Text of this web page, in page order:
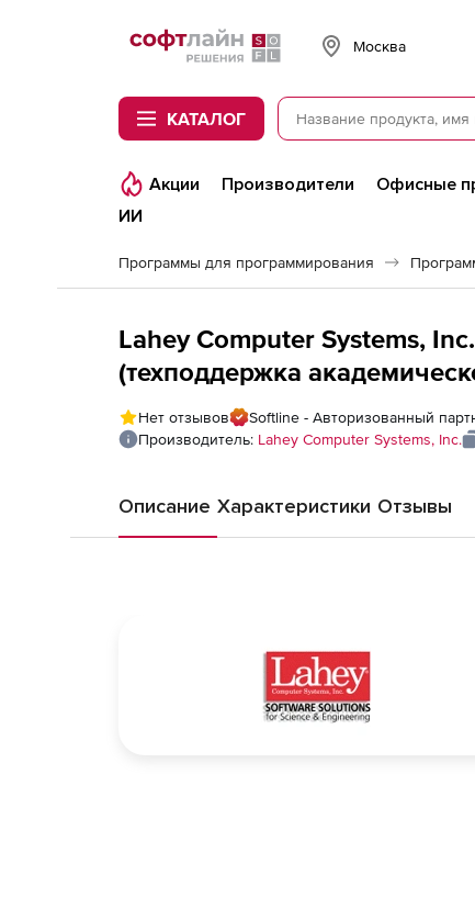
Softline
Москва
КАТАЛОГ
Акции Производители Офисные
ИИ
Программы для программирования
Lahey Computer Systems,
(техподдержка
Нет отзывов
Softline - Авторизованный
Производитель: Lahey Computer Systems, Inc.
Описание Характеристики Отзывы